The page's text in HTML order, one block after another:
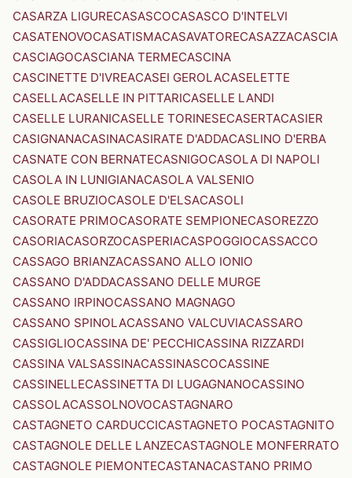
CASARZA LIGURECASASCOCASASCO D'INTELVI
CASATENOVOCASATISMACASAVATORECASAZZACASCIA
CASCIAGOCASCIANA TERMECASCINA
CASCINETTE D'IVREACASEI GEROLACASELETTE
CASELLACASELLE IN PITTARICASELLE LANDI
CASELLE LURANICASELLE TORINESECASERTACASIER
CASIGNANACASINACASIRATE D'ADDACASLINO D'ERBA
CASNATE CON BERNATECASNIGOCASOLA DI NAPOLI
CASOLA IN LUNIGIANACASOLA VALSENIO
CASOLE BRUZIOCASOLE D'ELSACASOLI
CASORATE PRIMOCASORATE SEMPIONECASOREZZO
CASORIACASORZOCASPERIACASPOGGIOCASSACCO
CASSAGO BRIANZACASSANO ALLO IONIO
CASSANO D'ADDACASSANO DELLE MURGE
CASSANO IRPINOCASSANO MAGNAGO
CASSANO SPINOLACASSANO VALCUVIACASSARO
CASSIGLIOCASSINA DE' PECCHICASSINA RIZZARDI
CASSINA VALSASSINACASSINASCOCASSINE
CASSINELLECASSINETTA DI LUGAGNANOCASSINO
CASSOLACASSOLNOVOCASTAGNARO
CASTAGNETO CARDUCCICASTAGNETO POCASTAGNITO
CASTAGNOLE DELLE LANZECASTAGNOLE MONFERRATO
CASTAGNOLE PIEMONTECASTANACASTANO PRIMO